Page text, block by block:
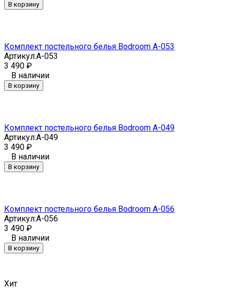
В корзину
Комплект постельного белья Bodroom A-053
Артикул:A-053
3 490 ₽
В наличии
В корзину
Комплект постельного белья Bodroom A-049
Артикул:A-049
3 490 ₽
В наличии
В корзину
Комплект постельного белья Bodroom A-056
Артикул:A-056
3 490 ₽
В наличии
В корзину
Хит